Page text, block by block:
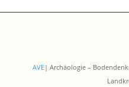
AVE| Archäologie –